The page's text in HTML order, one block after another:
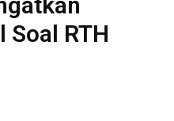
Soal RTH